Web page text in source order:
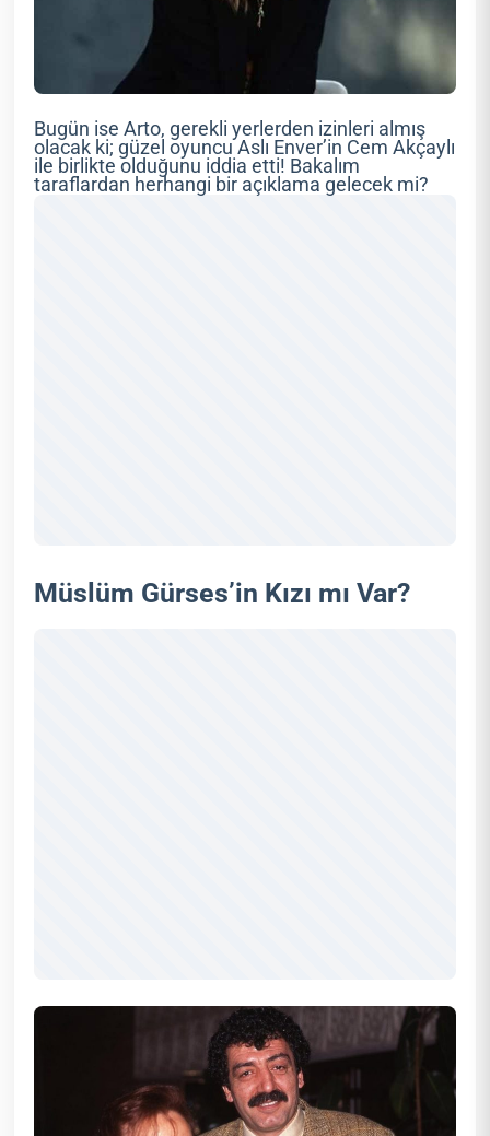
Bugün ise Arto, gerekli yerlerden izinleri almış
olacak ki; güzel oyuncu Aslı Enver’in Cem Akçaylı
ile birlikte olduğunu iddia etti! Bakalım
taraflardan herhangi bir açıklama gelecek mi?
Müslüm Gürses’in Kızı mı Var?